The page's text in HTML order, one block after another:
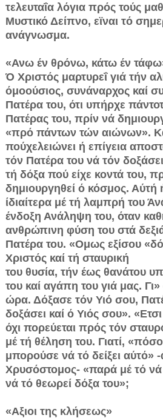
τελευταΐα λόγια πρός τούς
Μυστικό Δείπνο, εϊναι τό
ανάγνωσμα.
«Ανω έν θρόνω, κάτω έν
Ό Χριστός μαρτυρεΐ γιά τήν
όμοούσιος, συνάναρχος καί
Πατέρα του, ότι υπήρχε
Πατέρας του, πρίν νά
«πρό πάντων τών αιώνων».
πούχελειώνει ή επίγεια
τόν Πατέρα του νά τόν
τή δόξα πού είχε κοντά του,
δημιουργηθεί ό κόσμος. Αύτή
ίδιαίτερα μέ τή λαμπρή του
ένδοξη Ανάληψη του, όταν
ανθρώπινη φύση του στά
Πατέρα του. «Ομως εξίσου
Χριστός καί τή σταυρική
του θυσία, τήν έως θανάτου
του καί αγάπη του γιά μας.
ώρα. Δόξασε τόν Υιό σου,
δοξάσει καί ό Υιός σου».
όχι πορεύεται πρός τόν
μέ τή θέληση του. Γιατί,
μπορούσε νά τό δείξει αύτό» -
Χρυσόστομος- «παρά μέ τό νά
νά τό θεωρεί δόξα του»;
«Αξιοι της κλήσεως»